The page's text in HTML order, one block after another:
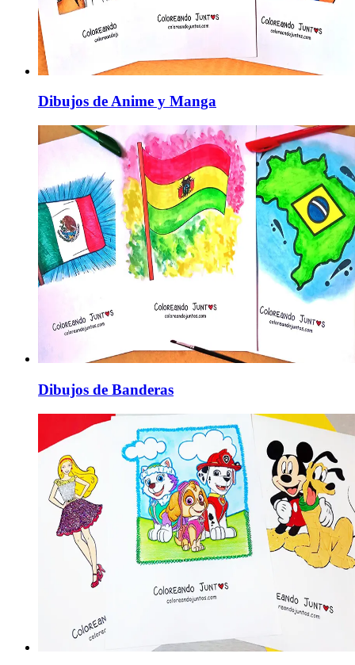
Dibujos de Anime y Manga
Dibujos de Banderas